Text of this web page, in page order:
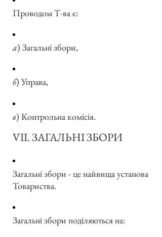
Проводом Т-ва є:
а) Загальні збори,
б) Управа,
в) Контрольна комісія.
VII. ЗАГАЛЬНІ ЗБОРИ
Загальні збори - це найвища установа
Товариства.
Загальні збори поділяються на: